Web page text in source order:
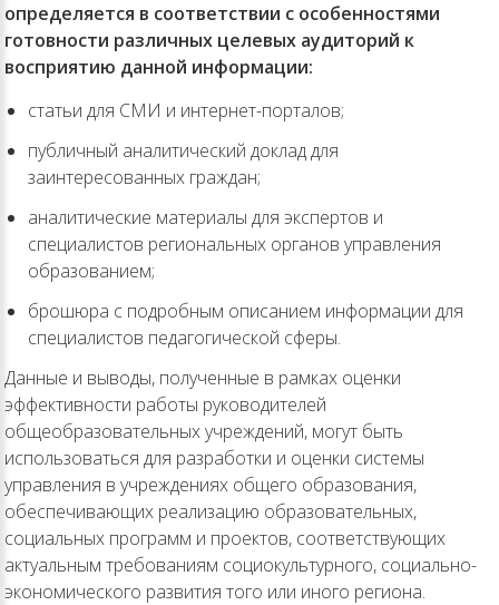
определяется в соответствии с особенностями
готовности различных целевых аудиторий к
восприятию данной информации:
статьи для СМИ и интернет-порталов;
публичный аналитический доклад для
заинтересованных граждан;
аналитические материалы для экспертов и
специалистов региональных органов управления
образованием;
брошюра с подробным описанием информации для
специалистов педагогической сферы.
Данные и выводы, полученные в рамках оценки
эффективности работы руководителей
общеобразовательных учреждений, могут быть
использоваться для разработки и оценки системы
управления в учреждениях общего образования,
обеспечивающих реализацию образовательных,
социальных программ и проектов, соответствующих
актуальным требованиям социокультурного, социально-
экономического развития того или иного региона.